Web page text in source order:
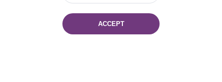
220114, Niezaležnasci Ave. 116, Minsk,
Tel.: (+375 17) 368 37 37
ACCEPT